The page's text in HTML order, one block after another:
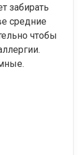
забирать
средние
чтобы